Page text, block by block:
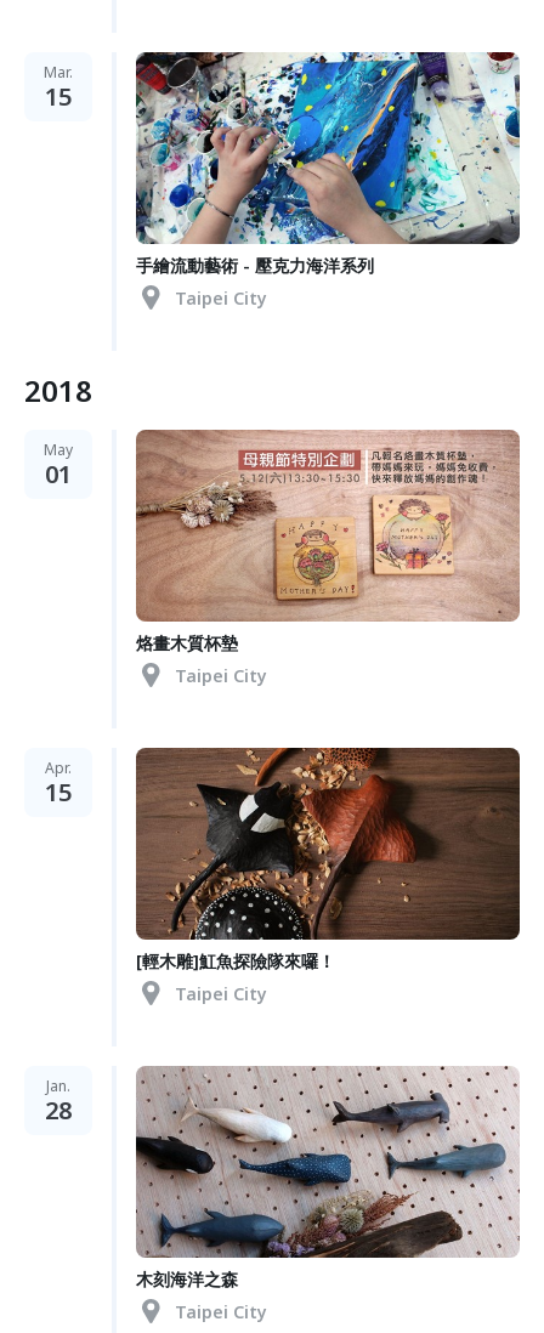
Mar.
15
手繪流動藝術 - 壓克力海洋系列
Taipei City
2018
May
01
烙畫木質杯墊
Taipei City
Apr.
15
[輕木雕]魟魚探險隊來囉！
Taipei City
Jan.
28
木刻海洋之森
Taipei City